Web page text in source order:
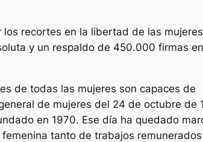
recortes en la libertad de las
y un respaldo de 450.000 firmas
de todas las mujeres son capaces de
de mujeres del 24 de octubre de
en 1970. Ese día ha quedado
tanto de trabajos